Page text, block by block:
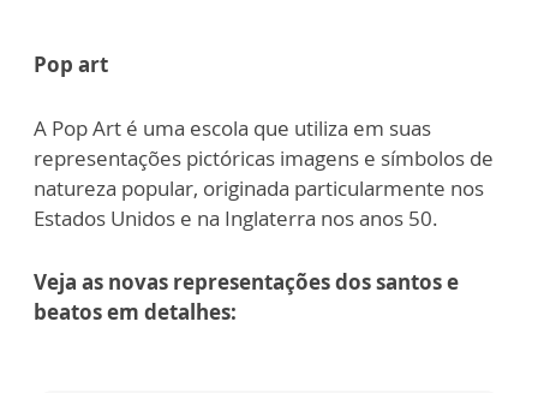
Pop art
A Pop Art é uma escola que utiliza em suas
representações pictóricas imagens e símbolos de
natureza popular, originada particularmente nos
Estados Unidos e na Inglaterra nos anos 50.
Veja as novas representações dos santos e
beatos em detalhes: